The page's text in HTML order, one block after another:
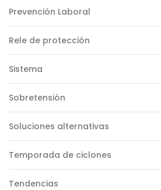
Prevención Laboral
Rele de protección
Sistema
Sobretensión
Soluciones alternativas
Temporada de ciclones
Tendencias